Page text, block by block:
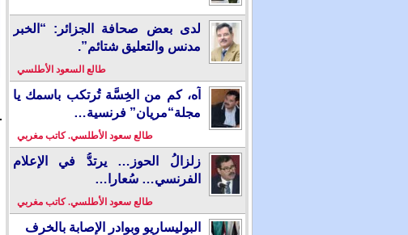
لدى بعض صحافة الجزائر: “الخبر
مدنس والتعليق شتائم”.
طالع السعود الأطلسي
آه، كم من الخِسَّة تُرتكب باسمك يا
مجلة“مريان” فرنسية…
طالع سعود الأطلسي. كاتب مغربي
زلزالُ الحوز… يرتدُّ في الإعلام
الفرنسي… سُعارا…
طالع سعود الأطلسي. كاتب مغربي
البوليساريو وبوادر الإصابة بالخرف